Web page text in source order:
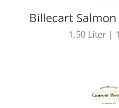
Billecart
1,50 Liter |